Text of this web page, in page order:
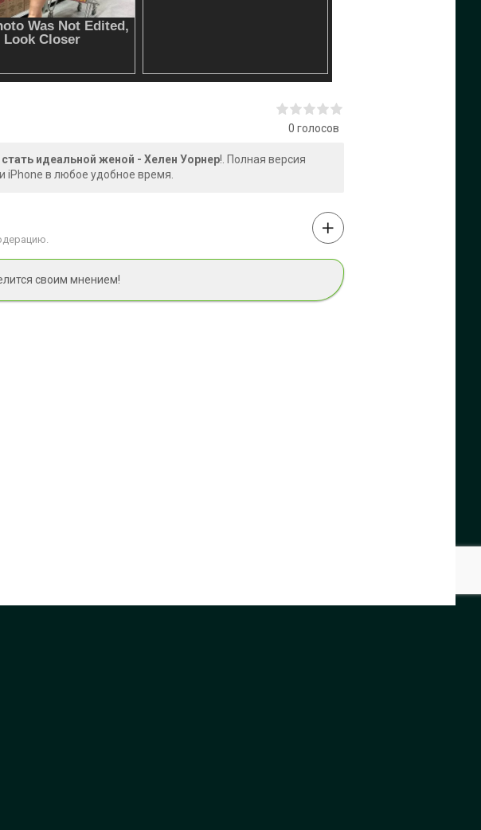
0 голосов
идеальной женой - Хелен Уорнер!. Полная версия
iPhone в любое удобное время.
своим мнением!